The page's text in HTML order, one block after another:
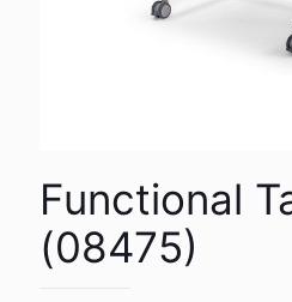
Functional
(08475)